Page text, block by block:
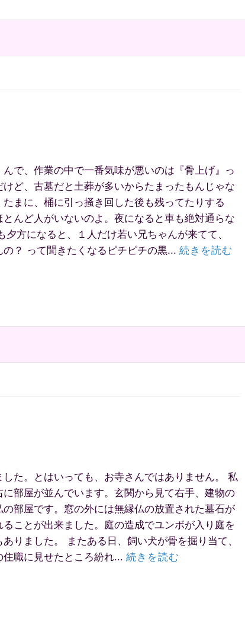
で、作業の中で一番気味が悪いのは『骨上げ』っ
ど、古墓だと土葬が多いからたまったもんじゃな
まに、桶に引っ掻き回した後も残ってたりする
んど人がいないのよ。夜になると車も絶対通らな
方になると、１人だけ若い兄ちゃんが来てて、
？ って聞きたくなるピチピチの黒... 続きを読む
た。とはいっても、お寺さんではありません。 私
部屋が並んでいます。玄関から見て右手、建物の
部屋です。窓の外には無縁仏の放置された墓石が
ことが出来ました。庭の造成でユンボが入り庭を
りました。 またある日、飼い犬が骨を掘り当て、
職に見せたところ紛れ... 続きを読む